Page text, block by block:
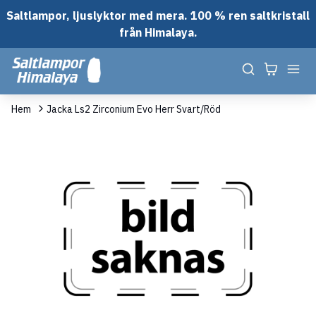
Saltlampor, ljuslyktor med mera. 100 % ren saltkristall
från Himalaya.
Hem Jacka Ls2 Zirconium Evo Herr Svart/Röd